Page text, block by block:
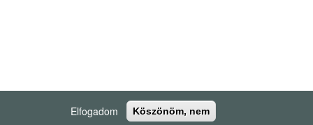
Elfogadom Köszönöm, nem